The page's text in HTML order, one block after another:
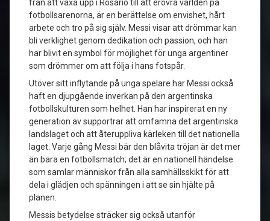
från att växa upp i Rosario till att erövra världen på
fotbollsarenorna, är en berättelse om envishet, hårt
arbete och tro på sig själv. Messi visar att drömmar kan
bli verklighet genom dedikation och passion, och han
har blivit en symbol för möjlighet för unga argentiner
som drömmer om att följa i hans fotspår.
Utöver sitt inflytande på unga spelare har Messi också
haft en djupgående inverkan på den argentinska
fotbollskulturen som helhet. Han har inspirerat en ny
generation av supportrar att omfamna det argentinska
landslaget och att återuppliva kärleken till det nationella
laget. Varje gång Messi bär den blåvita tröjan är det mer
än bara en fotbollsmatch; det är en nationell händelse
som samlar människor från alla samhällsskikt för att
dela i glädjen och spänningen i att se sin hjälte på
planen.
Messis betydelse sträcker sig också utanför